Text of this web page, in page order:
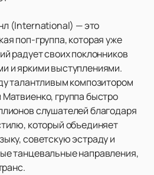
(International) — это
поп-группа, которая уже
радует своих поклонников
и яркими выступлениями.
талантливым композитором
группа быстро
слушателей благодаря
который объединяет
советскую эстраду и
танцевальные направления,